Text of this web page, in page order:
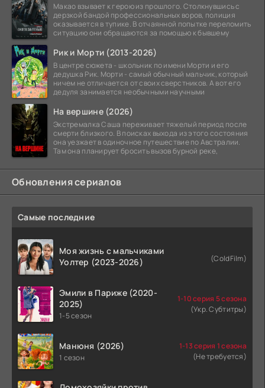
Макао взывает к герою из прошлого. Столкнувшись с
дерзкой бандой профессиональных воров, полиция
оказывается в тупике. В отчаянной попытке переломить
ситуацию они обращаются за помощью к бывшему
Рик и Морти (2013-2026)
В центре сюжета - школьник по имени Морти и его
дедушка Рик. Морти - самый обычный мальчик, который
ничем не отличается от своих сверстников. А вот его
дедуля занимается необычными научными
На вершине (2026)
Экстремалка Саша переживает тяжелый период после
смерти близкого. В поисках выхода из этого состояния
она уезжает в одиночное путешествие по Австралии.
Там она планирует бросить вызов бурной реке,
Обновления сериалов
Самые последние
Моя жизнь с мальчиками
Уолтер (2023-2026)
(ColdFilm)
Эмили в Париже (2020-
2025)
1-5 сезон
1-10 серия 5 сезона
(Укр. Субтитры)
Манюня (2026)
1 сезон
1-13 серия 1 сезона
(Не требуется)